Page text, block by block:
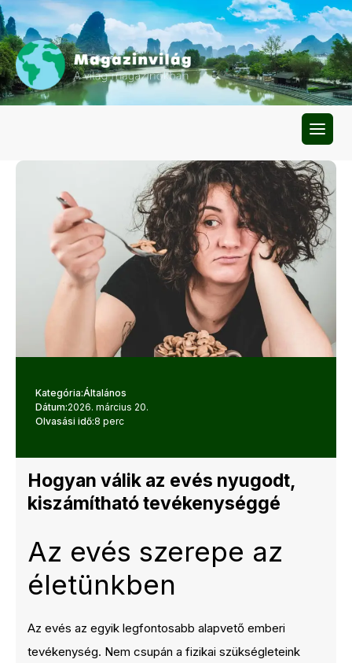
Kategória:Általános
Dátum:2026. március 20.
Olvasási idő:8 perc
Hogyan válik az evés nyugodt,
kiszámítható tevékenységgé
Az evés szerepe az
életünkben
Az evés az egyik legfontosabb alapvető emberi
tevékenység. Nem csupán a fizikai szükségleteink